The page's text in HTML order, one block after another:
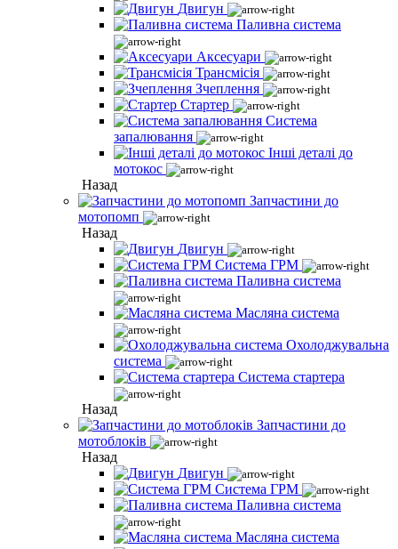
Двигун
Паливна система
Аксесуари
Трансмісія
Зчеплення
Стартер
Система
запалювання
Інші деталі до
мотокос
Назад
Запчастини до
мотопомп
Назад
Двигун
Система ГРМ
Паливна система
Масляна система
Охолоджувальна
система
Система стартера
Назад
Запчастини до
мотоблоків
Назад
Двигун
Система ГРМ
Паливна система
Масляна система